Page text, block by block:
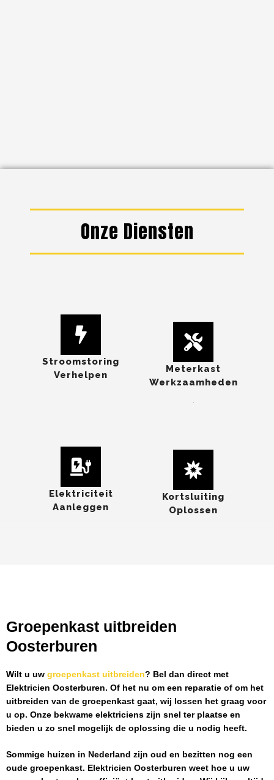
Onze Diensten
Stroomstoring
Verhelpen
Meterkast
Werkzaamheden
Elektriciteit
Aanleggen
Kortsluiting
Oplossen
Groepenkast uitbreiden
Oosterburen
Wilt u uw groepenkast uitbreiden? Bel dan direct met
Elektricien Oosterburen. Of het nu om een reparatie of om het
uitbreiden van de groepenkast gaat, wij lossen het graag voor
u op. Onze bekwame elektriciens zijn snel ter plaatse en
bieden u zo snel mogelijk de oplossing die u nodig heeft.
Sommige huizen in Nederland zijn oud en bezitten nog een
oude groepenkast. Elektricien Oosterburen weet hoe u uw